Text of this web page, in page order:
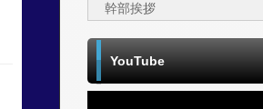
幹部挨拶
YouTube